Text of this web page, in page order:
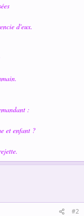
d'eux.
:
et enfant ?
#2